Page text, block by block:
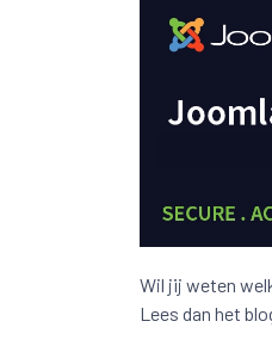
Wil jij weten
Lees dan het